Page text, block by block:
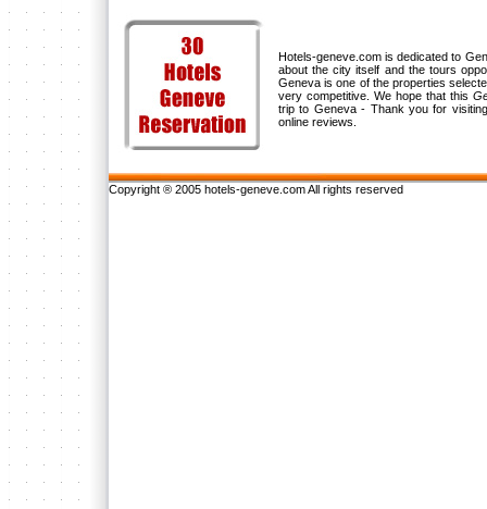
Hotels-geneve.com is dedicated to
about the city itself and the tours
Geneva is one of the properties
very competitive. We hope that this
trip to Geneva - Thank you for
online reviews.
Copyright ® 2005 hotels-geneve.com All rights reserved